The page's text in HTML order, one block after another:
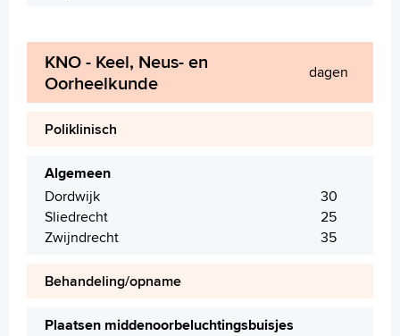
KNO - Keel, Neus- en
Oorheelkunde
dagen
Poliklinisch
Algemeen
Dordwijk
30
Sliedrecht
25
Zwijndrecht
35
Behandeling/opname
Plaatsen middenoorbeluchtingsbuisjes